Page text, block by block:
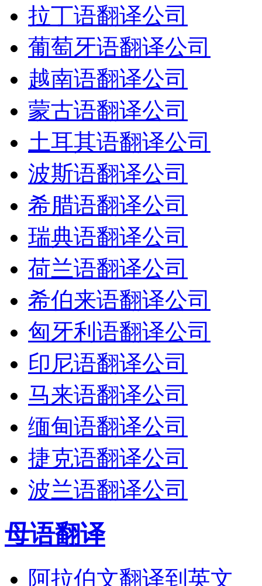
拉丁语翻译公司
葡萄牙语翻译公司
越南语翻译公司
蒙古语翻译公司
土耳其语翻译公司
波斯语翻译公司
希腊语翻译公司
瑞典语翻译公司
荷兰语翻译公司
希伯来语翻译公司
匈牙利语翻译公司
印尼语翻译公司
马来语翻译公司
缅甸语翻译公司
捷克语翻译公司
波兰语翻译公司
母语翻译
阿拉伯文翻译到英文